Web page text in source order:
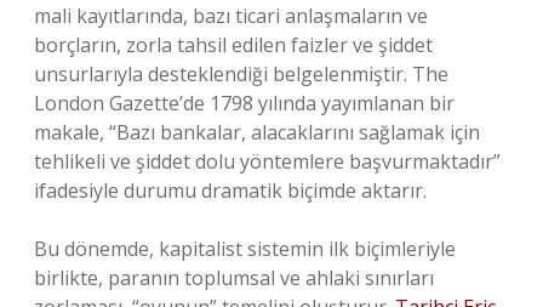
mali kayıtlarında, bazı ticari anlaşmaların ve
borçların, zorla tahsil edilen faizler ve şiddet
unsurlarıyla desteklendiği belgelenmiştir. The
London Gazette’de 1798 yılında yayımlanan bir
makale, “Bazı bankalar, alacaklarını sağlamak için
tehlikeli ve şiddet dolu yöntemlere başvurmaktadır”
ifadesiyle durumu dramatik biçimde aktarır.
Bu dönemde, kapitalist sistemin ilk biçimleriyle
birlikte, paranın toplumsal ve ahlaki sınırları